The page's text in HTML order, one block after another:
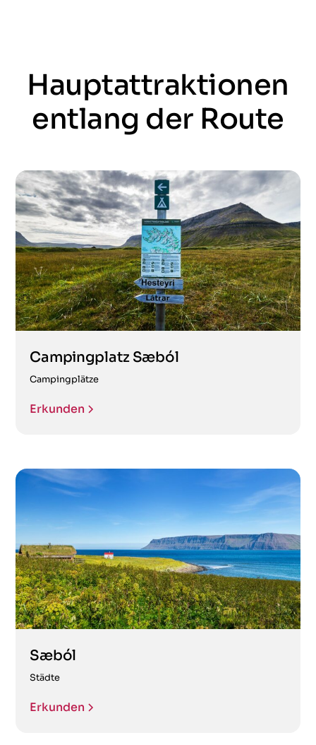
Hauptattraktionen
entlang der Route
Campingplatz Sæból
Campingplätze
Erkunden
Sæból
Städte
Erkunden